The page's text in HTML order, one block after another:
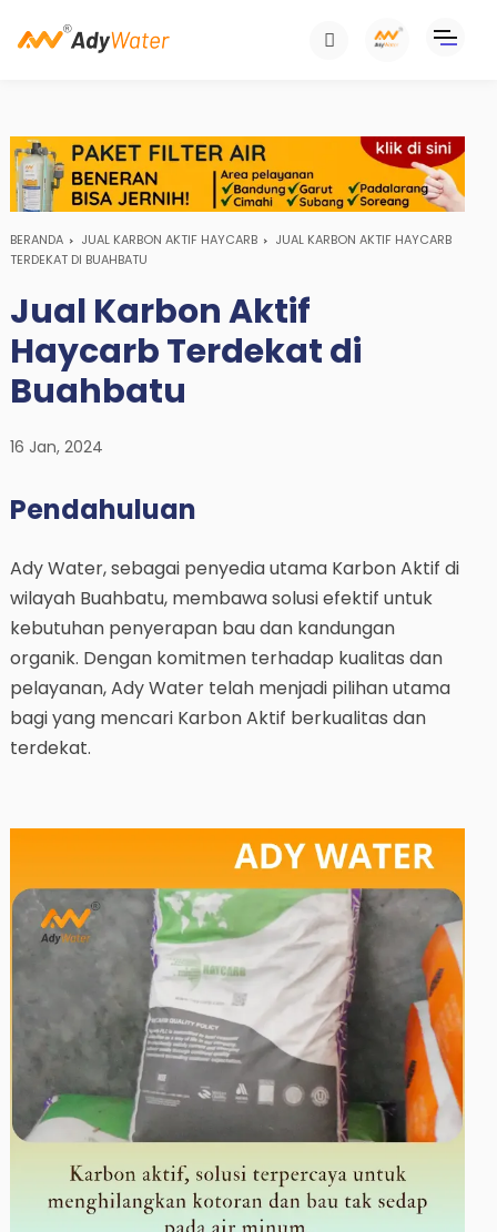
BERANDA JUAL KARBON AKTIF HAYCARB
JUAL KARBON AKTIF HAYCARB
TERDEKAT DI BUAHBATU
Jual Karbon Aktif
Haycarb Terdekat di
Buahbatu
16 Jan, 2024
Pendahuluan
Ady Water, sebagai penyedia utama Karbon Aktif di
wilayah Buahbatu, membawa solusi efektif untuk
kebutuhan penyerapan bau dan kandungan
organik. Dengan komitmen terhadap kualitas dan
pelayanan, Ady Water telah menjadi pilihan utama
bagi yang mencari Karbon Aktif berkualitas dan
terdekat.